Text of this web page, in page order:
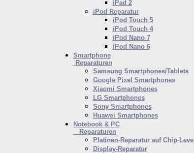
iPad 2
iPod Reparatur
iPod Touch 5
iPod Touch 4
iPod Nano 7
iPod Nano 6
Smartphone
Reparaturen
Samsung Smartphones/Tablets
Google Pixel Smartphones
Xiaomi Smartphones
LG Smartphones
Sony Smartphones
Huawei Smartphones
Notebook & PC
Reparaturen
Platinen-Reparatur auf Chip-Level
Display-Reparatur